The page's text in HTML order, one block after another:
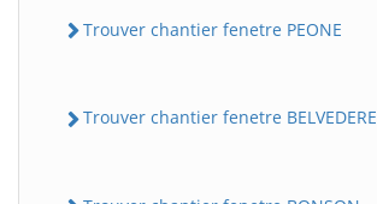
Trouver chantier fenetre PEONE
Trouver chantier fenetre BELVEDERE